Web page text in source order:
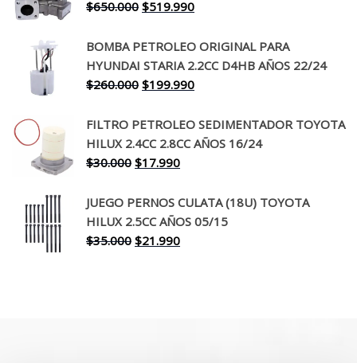
$130.000.$94.990.
$650.000 El
original
era:
$650.000.
$519.990El
actual
es:
$519.990.
BOMBA PETROLEO ORIGINAL PARA
HYUNDAI STARIA 2.2CC D4HB AÑOS 22/24
$260.000 El
original
era:
$260.000.
$199.990El
actual
es:
FILTRO PETROLEO SEDIMENTADOR TOYOTA
HILUX 2.4CC 2.8CC AÑOS 16/24
$30.000 El
original
era:
$30.000.
$17.990El
actual
es:
$17.990.
JUEGO PERNOS CULATA (18U) TOYOTA
HILUX 2.5CC AÑOS 05/15
$35.000 El
$21.990El